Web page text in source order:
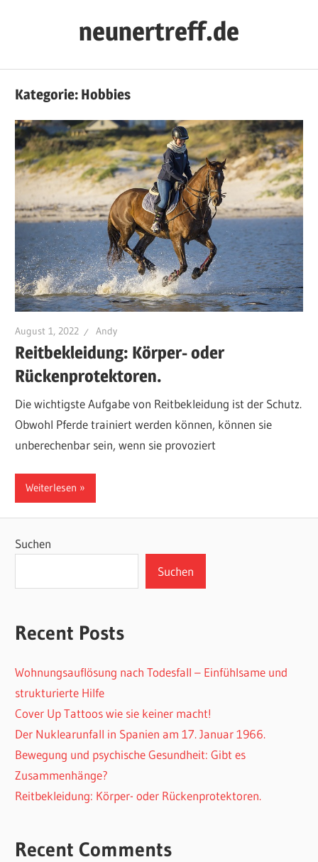
neunertreff.de
Kategorie: Hobbies
August 1, 2022 Andy
Reitbekleidung: Körper- oder
Rückenprotektoren.
Die wichtigste Aufgabe von Reitbekleidung ist der Schutz.
Obwohl Pferde trainiert werden können, können sie
unberechenbar sein, wenn sie provoziert
Weiterlesen
Suchen
Suchen
Recent Posts
Wohnungsauflösung nach Todesfall – Einfühlsame und
strukturierte Hilfe
Cover Up Tattoos wie sie keiner macht!
Der Nuklearunfall in Spanien am 17. Januar 1966.
Bewegung und psychische Gesundheit: Gibt es
Zusammenhänge?
Reitbekleidung: Körper- oder Rückenprotektoren.
Recent Comments